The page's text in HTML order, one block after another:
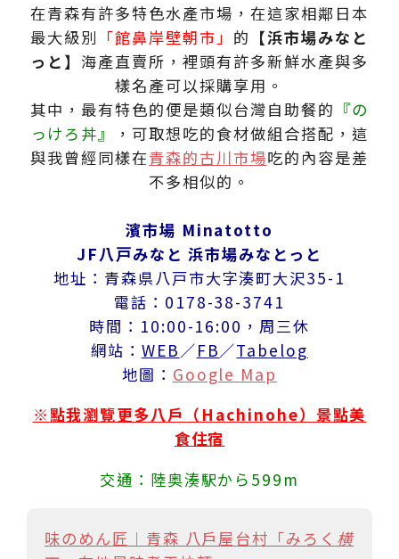
在青森有許多特色水產市場，在這家相鄰日本
最大級別 「館鼻岸壁朝市」 的 【浜市場みなと
っと】海產直賣所，裡頭有許多新鮮水產與多
樣名產可以採購享用。
其中，最有特色的便是類似台灣自助餐的 『の
っけろ丼』
，可取想吃的食材做組合搭配，這
與我曾經同樣在青森的古川市場吃的內容是差
不多相似的。
濱市場 Minatotto
JF八戸みなと 浜市場みなとっと
地址：青森県八戸市大字湊町大沢35-1
電話：0178-38-3741
時間：10:00-16:00，周三休
網站： WEB ／FB／Tabelog
地圖： Google Map
※ 點我瀏覽更多八戶（Hachinohe）景點美
食住宿
交通：陸奥湊駅から599m
味のめん匠︱青森 八戶屋台村「みろく横